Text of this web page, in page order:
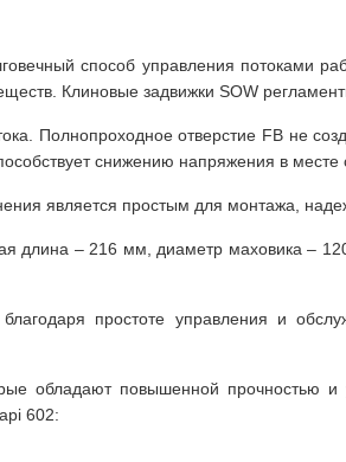
способ управления потоками
Клиновые задвижки SOW
Полнопроходное отверстие FB не
снижению напряжения в месте
является простым для монтажа,
длина – 216 мм, диаметр маховика –
простоте управления и
обладают повышенной прочностью и
602: